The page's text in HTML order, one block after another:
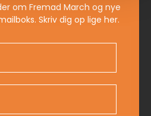
om Fremad March og nye
Skriv dig op lige her.